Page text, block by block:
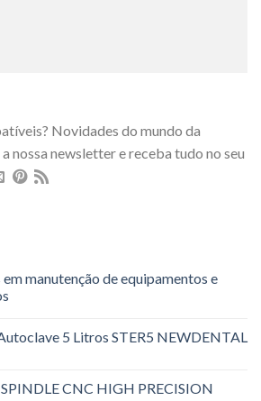
Novidades do mundo da
nossa newsletter e receba tudo no seu
manutenção de equipamentos e
5 Litros STER5 NEWDENTAL
CNC HIGH PRECISION